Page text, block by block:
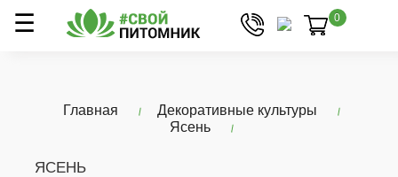
0
Главная
Декоративные культуры
Ясень
ЯСЕНЬ